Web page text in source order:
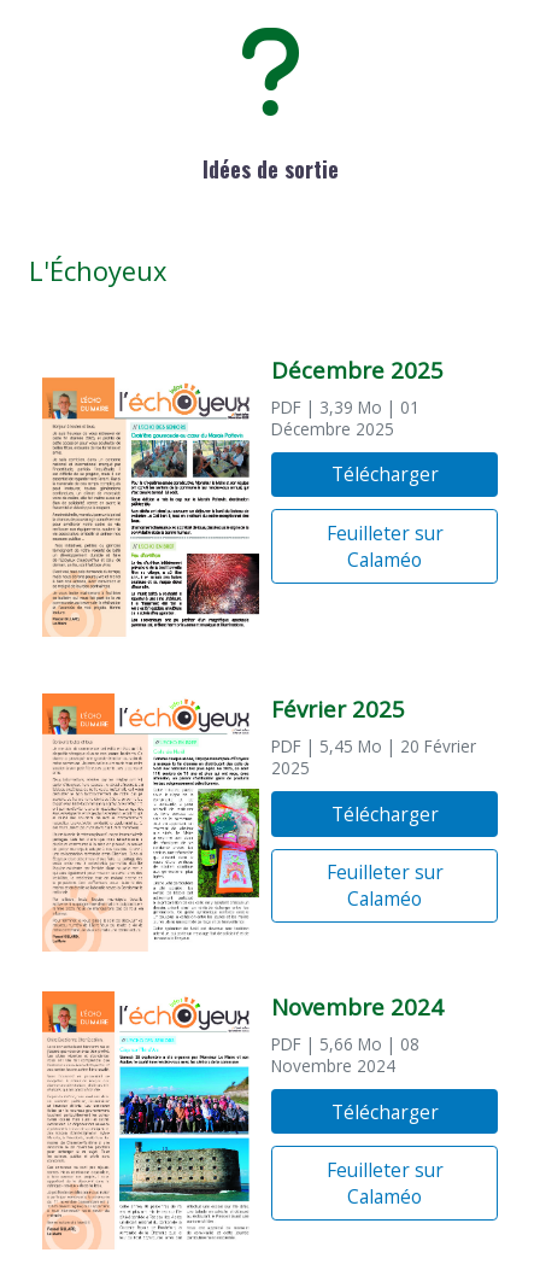
Idées de sortie
L'Échoyeux
Décembre 2025
PDF | 3,39 Mo | 01
Décembre 2025
Télécharger
Feuilleter sur
Calaméo
Février 2025
PDF | 5,45 Mo | 20 Février
2025
Télécharger
Feuilleter sur
Calaméo
Novembre 2024
PDF | 5,66 Mo | 08
Novembre 2024
Télécharger
Feuilleter sur
Calaméo